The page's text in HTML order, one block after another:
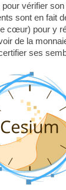
vérifier
sont en fait
cœur) pour y
de la
ses